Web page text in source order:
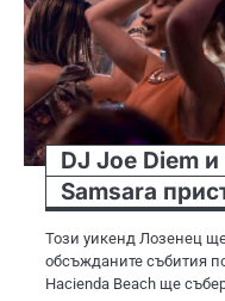
DJ Joe Diem
Samsara
Този уикенд Лозенец
обсъжданите събития
Hacienda Beach ще